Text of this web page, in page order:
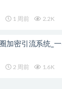
1 周前 2.2K
加密引流系统_
2 周前 1.6K